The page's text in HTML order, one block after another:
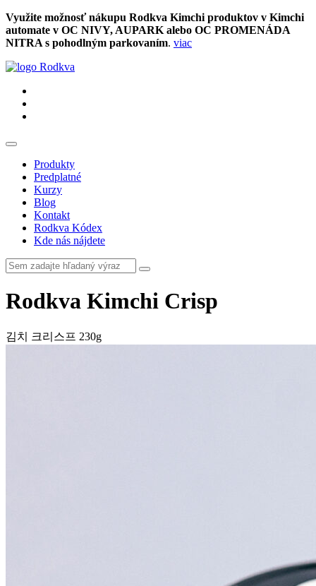
Využite možnosť nákupu Rodkva Kimchi produktov v Kimchi
automate v OC NIVY, AUPARK alebo OC PROMENÁDA
NITRA s pohodlným parkovaním. viac
Produkty
Predplatné
Kurzy
Blog
Kontakt
Rodkva Kódex
Kde nás nájdete
Rodkva Kimchi Crisp
김치 크리스프 230g